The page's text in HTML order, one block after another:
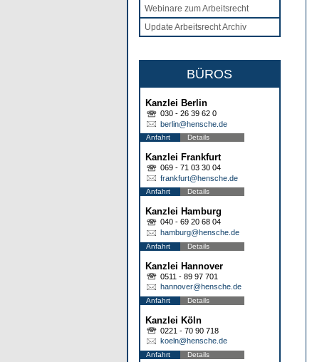
Webinare zum Arbeitsrecht
Update Arbeitsrecht Archiv
BÜROS
Kanzlei Berlin
030 - 26 39 62 0
berlin@hensche.de
Anfahrt Details
Kanzlei Frankfurt
069 - 71 03 30 04
frankfurt@hensche.de
Anfahrt Details
Kanzlei Hamburg
040 - 69 20 68 04
hamburg@hensche.de
Anfahrt Details
Kanzlei Hannover
0511 - 89 97 701
hannover@hensche.de
Anfahrt Details
Kanzlei Köln
0221 - 70 90 718
koeln@hensche.de
Anfahrt Details